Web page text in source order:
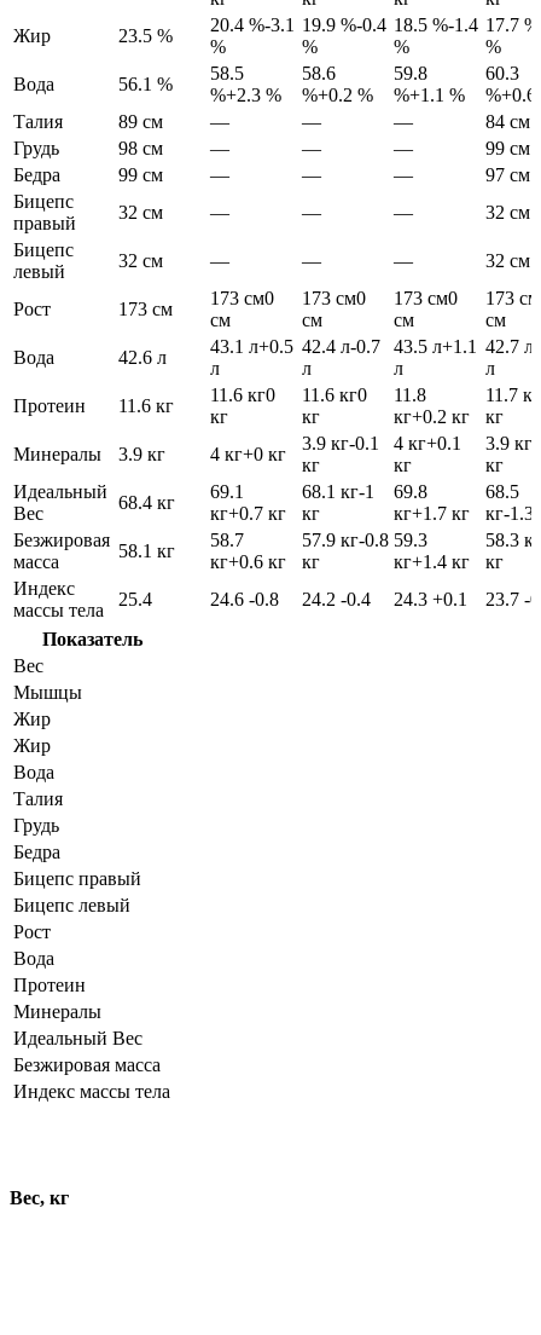
Жир
23.5 %
20.4 %-3.1
%
19.9 %-0.4
%
18.5 %-1.4
%
17.7 %
%
Вода
56.1 %
58.5
%+2.3 %
58.6
%+0.2 %
59.8
%+1.1 %
60.3
%+0.6
Талия
89 см — — —
84 см
Грудь
98 см — — —
99 см
Бедра
99 см — — —
97 см
Бицепс
правый
32 см — — —
32 см
Бицепс
левый
32 см — — — 32 см
Рост 173 см
173 см0
см
173 см0
см
173 см0
см
173 см
см
Вода
42.6 л
43.1 л+0.5
л
42.4 л-0.7
л
43.5 л+1.1
л
42.7 л
л
Протеин
11.6 кг
11.6 кг0
кг
11.6 кг0
кг
11.8
кг+0.2 кг
11.7 кг
кг
Минералы
3.9 кг 4 кг+0 кг
3.9 кг-0.1
кг
4 кг+0.1
кг
3.9 кг
кг
Идеальный
Вес
68.4 кг
69.1
кг+0.7 кг
68.1 кг-1
кг
69.8
кг+1.7 кг
68.5
кг-1.3
Безжировая
масса
58.1 кг
58.7
кг+0.6 кг
57.9 кг-0.8
кг
59.3
кг+1.4 кг
58.3 кг
кг
Индекс
массы тела
25.4 24.6 -0.8 24.2 -0.4 24.3 +0.1 23.7 -
Показатель
Вес
Мышцы
Жир
Жир
Вода
Талия
Грудь
Бедра
Бицепс правый
Бицепс левый
Рост
Вода
Протеин
Минералы
Идеальный Вес
Безжировая масса
Индекс массы тела
Вес, кг